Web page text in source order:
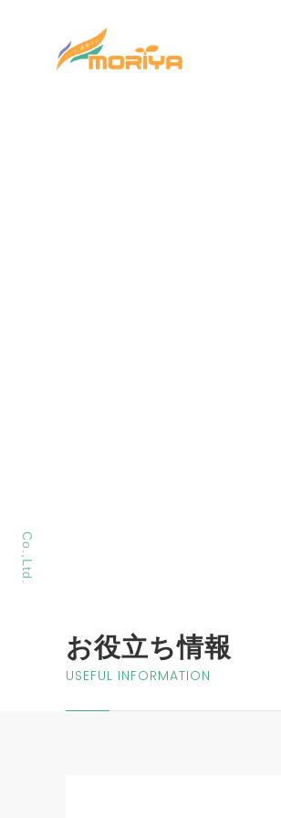
Co.,Ltd.
お役立ち情報
USEFUL INFORMATION